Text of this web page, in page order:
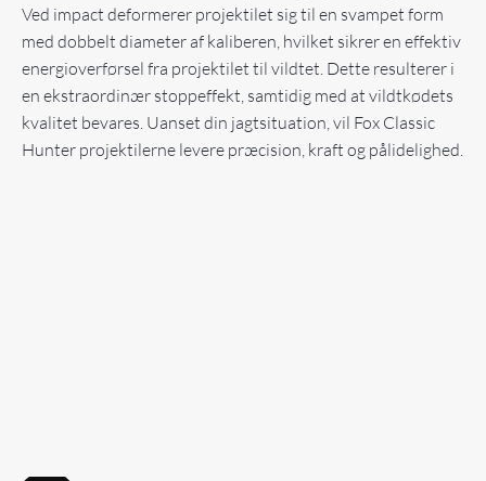
Ved impact deformerer projektilet sig til en svampet form
med dobbelt diameter af kaliberen, hvilket sikrer en effektiv
energioverførsel fra projektilet til vildtet. Dette resulterer i
en ekstraordinær stoppeffekt, samtidig med at vildtkødets
kvalitet bevares. Uanset din jagtsituation, vil Fox Classic
Hunter projektilerne levere præcision, kraft og pålidelighed.